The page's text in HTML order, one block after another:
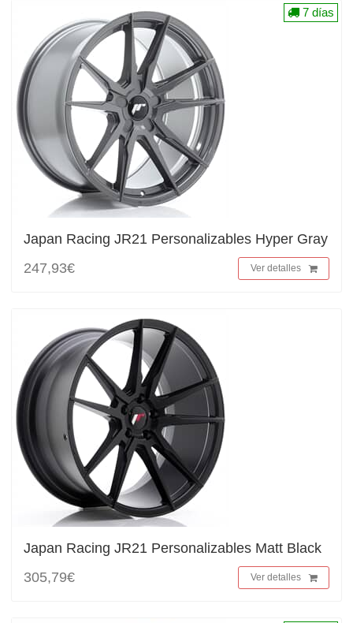
Japan Racing JR21 Personalizables Hyper Gray
247,93€
Ver detalles
7 días
Japan Racing JR21 Personalizables Matt Black
305,79€
Ver detalles